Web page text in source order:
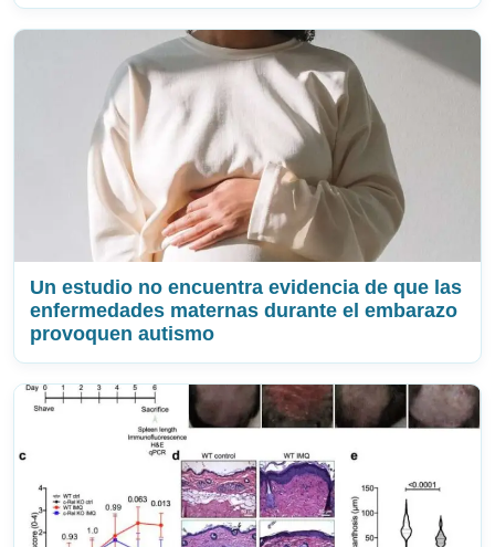
Un estudio no encuentra evidencia de que las
enfermedades maternas durante el embarazo
provoquen autismo